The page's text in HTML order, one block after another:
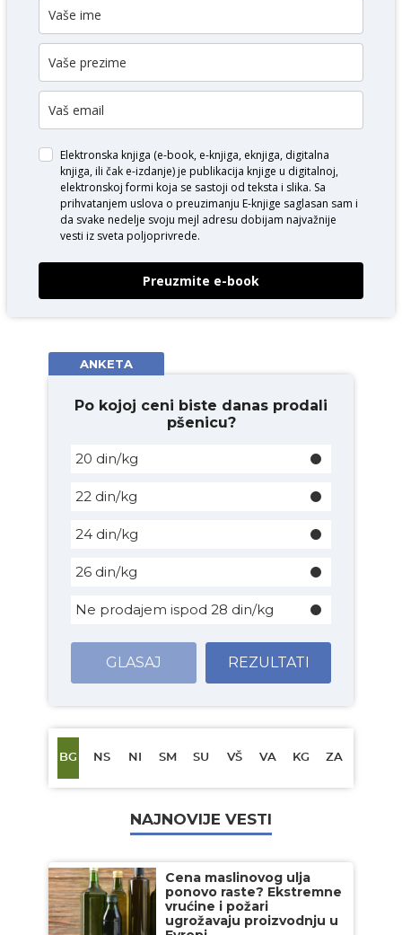
Elektronska knjiga (e-book, e-knjiga, eknjiga, digitalna
knjiga, ili čak e-izdanje) je publikacija knjige u digitalnoj,
elektronskoj formi koja se sastoji od teksta i slika. Sa
prihvatanjem uslova o preuzimanju E-knjige saglasan sam i
da svake nedelje svoju mejl adresu dobijam najvažnije
vesti iz sveta poljoprivrede.
Preuzmite e-book
ANKETA
Po kojoj ceni biste danas prodali
pšenicu?
20 din/kg
22 din/kg
24 din/kg
26 din/kg
Ne prodajem ispod 28 din/kg
GLASAJ REZULTATI
BG NS NI SM SU VŠ VA KG ZA
NAJNOVIJE VESTI
Cena maslinovog ulja
ponovo raste? Ekstremne
vrućine i požari
ugrožavaju proizvodnju u